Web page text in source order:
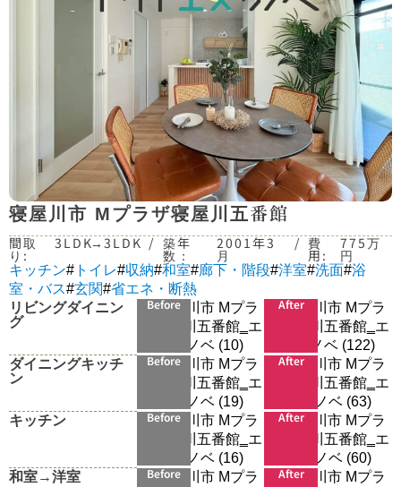
寝屋川市 Mプラザ寝屋川五番館
間取
り:
3LDK→3LDK / 築年
数：
2001年3
月
/ 費
用:
775万
円
キッチン# トイレ#収納#和室#廊下・階段#洋室#洗面#浴
室・バス#玄関#省エネ・断熱
リビングダイニン
グ
Before After
ダイニングキッチ
ン
Before After
キッチン Before After
和室→洋室 Before After